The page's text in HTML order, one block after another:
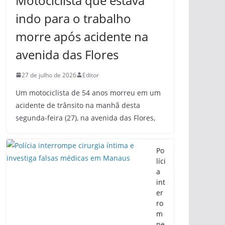
indo para o trabalho
morre após acidente na
avenida das Flores
27 de julho de 2026 Editor
Um motociclista de 54 anos morreu em um
acidente de trânsito na manhã desta
segunda-feira (27), na avenida das Flores,
Po
líci
a
int
er
ro
m